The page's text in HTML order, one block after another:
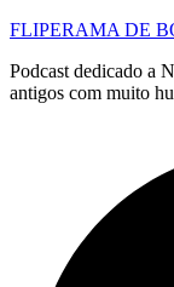
FLIPERAMA DE
Podcast dedicado a
antigos com muito